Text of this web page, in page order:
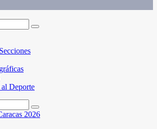
Deporte
2026